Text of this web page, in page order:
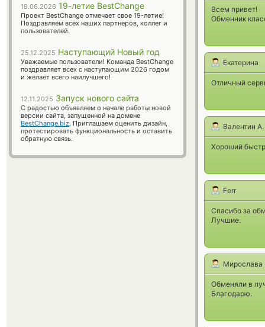
Всем привет!
Обменник
Екатерина
Отличный
Валентин А.
Хороший
Ferr
Спасибо за
Лучшие.
Мирослава
Обменяли в
Благодарю.
19.06.2026 19-летие BestChange
Проект BestChange отмечает свое 19-летие!
Поздравляем всех наших партнеров, коллег и
пользователей.
25.12.2025 Наступающий Новый год
Уважаемые пользователи! Команда BestChange
поздравляет всех с наступающим 2026 годом
и желает всего наилучшего!
12.11.2025 Запуск нового сайта
С радостью объявляем о начале работы новой
версии сайта, запущенной на домене
BestChange.biz. Приглашаем оценить дизайн,
протестировать функциональность и оставить
обратную связь.